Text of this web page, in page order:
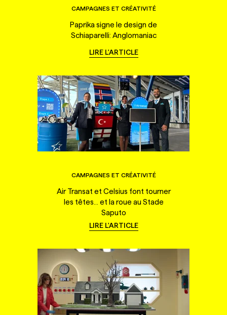
CAMPAGNES ET CRÉATIVITÉ
Paprika signe le design de
Schiaparelli: Anglomaniac
LIRE L'ARTICLE
CAMPAGNES ET CRÉATIVITÉ
Air Transat et Celsius font tourner
les têtes... et la roue au Stade
Saputo
LIRE L'ARTICLE